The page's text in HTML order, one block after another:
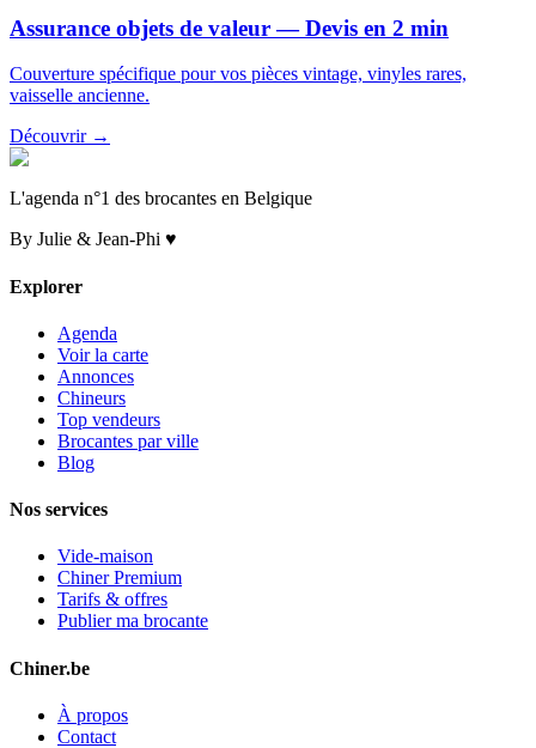
Assurance objets de valeur — Devis en 2 min
Couverture spécifique pour vos pièces vintage, vinyles rares,
vaisselle ancienne.
Découvrir →
L'agenda n°1 des brocantes en Belgique
By Julie & Jean-Phi ♥
Explorer
Agenda
Voir la carte
Annonces
Chineurs
Top vendeurs
Brocantes par ville
Blog
Nos services
Vide-maison
Chiner Premium
Tarifs & offres
Publier ma brocante
Chiner.be
À propos
Contact